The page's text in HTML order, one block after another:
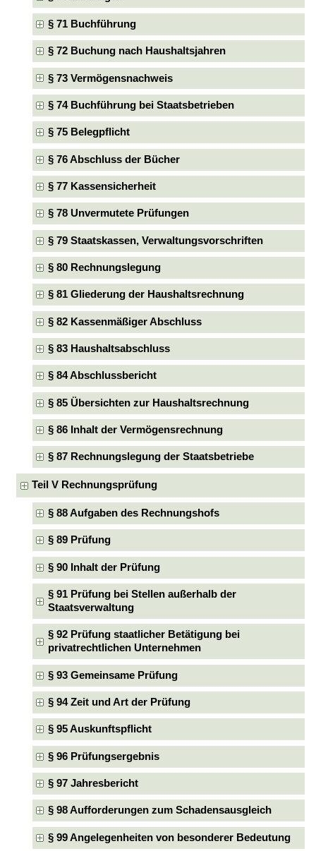
§ 71 Buchführung
§ 72 Buchung nach Haushaltsjahren
§ 73 Vermögensnachweis
§ 74 Buchführung bei Staatsbetrieben
§ 75 Belegpflicht
§ 76 Abschluss der Bücher
§ 77 Kassensicherheit
§ 78 Unvermutete Prüfungen
§ 79 Staatskassen, Verwaltungsvorschriften
§ 80 Rechnungslegung
§ 81 Gliederung der Haushaltsrechnung
§ 82 Kassenmäßiger Abschluss
§ 83 Haushaltsabschluss
§ 84 Abschlussbericht
§ 85 Übersichten zur Haushaltsrechnung
§ 86 Inhalt der Vermögensrechnung
§ 87 Rechnungslegung der Staatsbetriebe
Teil V Rechnungsprüfung
§ 88 Aufgaben des Rechnungshofs
§ 89 Prüfung
§ 90 Inhalt der Prüfung
§ 91 Prüfung bei Stellen außerhalb der
Staatsverwaltung
§ 92 Prüfung staatlicher Betätigung bei
privatrechtlichen Unternehmen
§ 93 Gemeinsame Prüfung
§ 94 Zeit und Art der Prüfung
§ 95 Auskunftspflicht
§ 96 Prüfungsergebnis
§ 97 Jahresbericht
§ 98 Aufforderungen zum Schadensausgleich
§ 99 Angelegenheiten von besonderer Bedeutung